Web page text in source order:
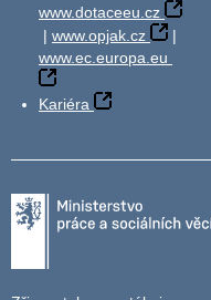
www.dotaceeu.cz
| www.opjak.cz
|
www.ec.europa.eu
Kariéra